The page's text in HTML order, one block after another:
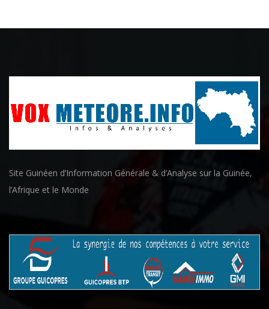
Site Guinéen d’Information Générale & d’Analyse sur la Guinée,
l’Afrique et le Monde